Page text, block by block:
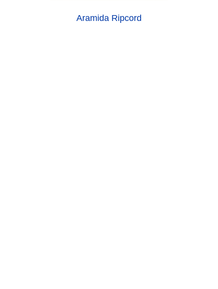
Aramida Ripcord